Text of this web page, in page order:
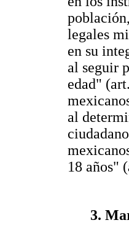
legales
en su
al seguir
edad"
al
18 años"
3.